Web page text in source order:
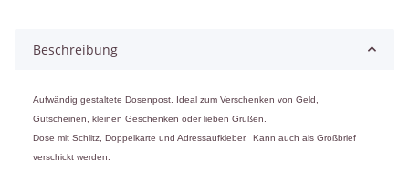
Beschreibung
Aufwändig gestaltete Dosenpost. Ideal zum Verschenken von Geld,
Gutscheinen, kleinen Geschenken oder lieben Grüßen.
Dose mit Schlitz, Doppelkarte und Adressaufkleber. Kann auch als Großbrief
verschickt werden.